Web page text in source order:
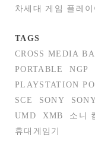
차세대 게임 플레이
TAGS
CROSS MEDIA
PORTABLE
NGP
PLAYSTATION
SCE
SONY
UMD
XMB 소니
휴대게임기